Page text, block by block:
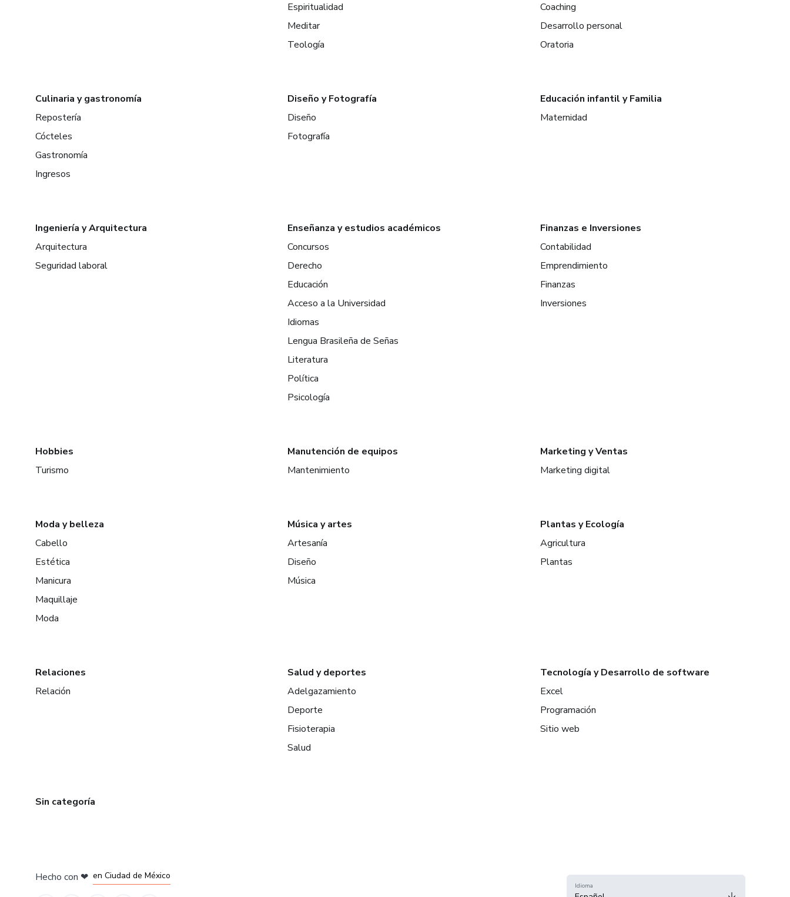
Espiritualidad
Meditar
Teología
Coaching
Desarrollo personal
Oratoria
Culinaria y gastronomía
Repostería
Cócteles
Gastronomía
Ingresos
Diseño y Fotografía
Diseño
Fotografía
Educación infantil y Familia
Maternidad
Ingeniería y Arquitectura
Arquitectura
Seguridad laboral
Enseñanza y estudios académicos
Concursos
Derecho
Educación
Acceso a la Universidad
Idiomas
Lengua Brasileña de Señas
Literatura
Política
Psicología
Finanzas e Inversiones
Contabilidad
Emprendimiento
Finanzas
Inversiones
Hobbies
Turismo
Manutención de equipos
Mantenimiento
Marketing y Ventas
Marketing digital
Moda y belleza
Cabello
Estética
Manicura
Maquillaje
Moda
Música y artes
Artesanía
Diseño
Música
Plantas y Ecología
Agricultura
Plantas
Relaciones
Relación
Salud y deportes
Adelgazamiento
Deporte
Fisioterapia
Salud
Tecnología y Desarrollo de software
Excel
Programación
Sitio web
Sin categoría
Hecho con ❤ en Ciudad de México
Idioma